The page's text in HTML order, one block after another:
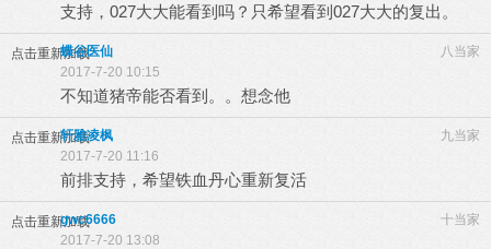
支持，027大大能看到吗？只希望看到027大大的复出。
点击重新加载 八当家
蝶谷医仙
2017-7-20 10:15
不知道猪帝能否看到。。想念他
点击重新加载 九当家
轩雅凌枫
2017-7-20 11:16
前排支持，希望铁血丹心重新复活
点击重新加载 十当家
gwc6666
2017-7-20 13:08